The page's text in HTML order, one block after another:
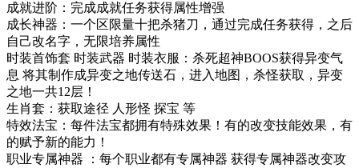
成就进阶：完成成就任务获得属性增强
成长神器：一个区限量十把杀猪刀，通过完成任务获得，之后
自己改名字，无限培养属性
时装首饰套 时装武器 时装衣服：杀死超神BOOS获得异变气
息 将其制作成异变之地传送石，进入地图，杀怪获取，异变
之地一共12层！
生肖套：获取途径 人形怪 探宝 等
特效法宝：每件法宝都拥有特殊效果！有的改变技能效果，有
的赋予新的能力！
职业专属神器 ：每个职业都有专属神器 获得专属神器改变攻